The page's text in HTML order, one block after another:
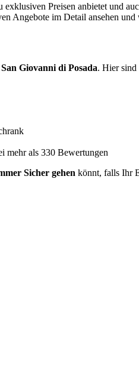
exklusiven Preisen anbietet und
Angebote im Detail ansehen
San Giovanni di Posada. Hier sind
mehr als 330 Bewertungen
Sicher gehen könnt, falls Ihr